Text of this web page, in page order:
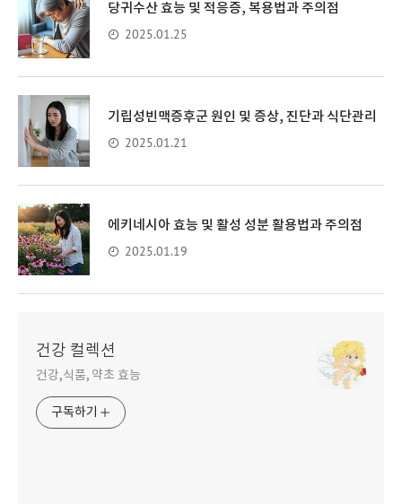
당귀수산 효능 및 적응증, 복용법과 주의점
2025.01.25
기립성빈맥증후군 원인 및 증상, 진단과 식단관리
2025.01.21
에키네시아 효능 및 활성 성분 활용법과 주의점
2025.01.19
건강 컬렉션
건강,식품, 약초 효능
구독하기